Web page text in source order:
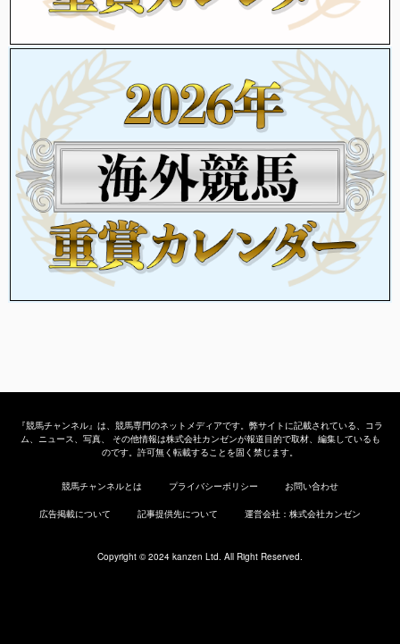
『競馬チャンネル』は、競馬専門のネットメディアです。弊サイトに記載されている、コラ
ム、ニュース、写真、 その他情報は株式会社カンゼンが報道目的で取材、編集しているも
のです。許可無く転載することを固く禁じます。
競馬チャンネルとは プライバシーポリシー お問い合わせ
広告掲載について 記事提供先について 運営会社：株式会社カンゼン
Copyright © 2024 kanzen Ltd. All Right Reserved.